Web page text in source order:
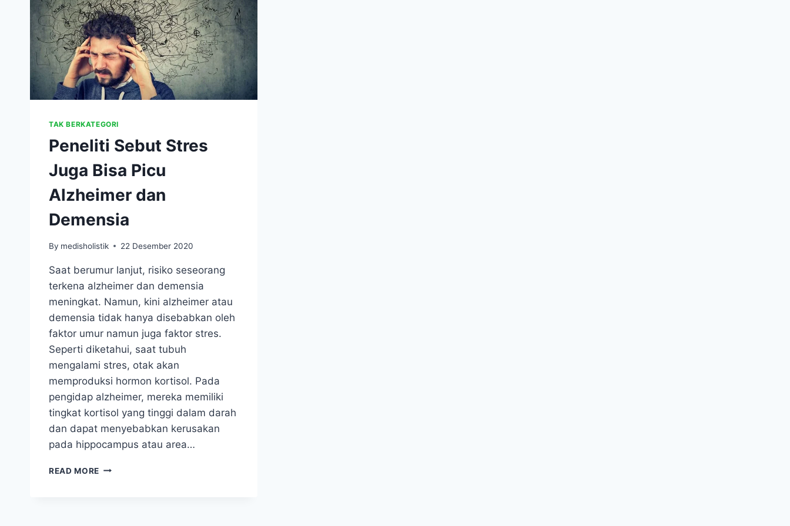
TAK BERKATEGORI
Peneliti Sebut Stres
Juga Bisa Picu
Alzheimer dan
Demensia
By medisholistik 22 Desember 2020
Saat berumur lanjut, risiko seseorang
terkena alzheimer dan demensia
meningkat. Namun, kini alzheimer atau
demensia tidak hanya disebabkan oleh
faktor umur namun juga faktor stres.
Seperti diketahui, saat tubuh
mengalami stres, otak akan
memproduksi hormon kortisol. Pada
pengidap alzheimer, mereka memiliki
tingkat kortisol yang tinggi dalam darah
dan dapat menyebabkan kerusakan
pada hippocampus atau area…
READ MORE PENELITI